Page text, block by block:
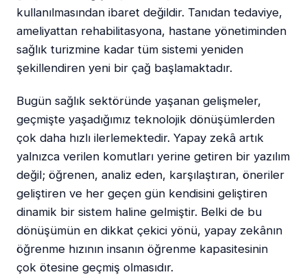
kullanılmasından ibaret değildir. Tanıdan tedaviye,
ameliyattan rehabilitasyona, hastane yönetiminden
sağlık turizmine kadar tüm sistemi yeniden
şekillendiren yeni bir çağ başlamaktadır.
Bugün sağlık sektöründe yaşanan gelişmeler,
geçmişte yaşadığımız teknolojik dönüşümlerden
çok daha hızlı ilerlemektedir. Yapay zekâ artık
yalnızca verilen komutları yerine getiren bir yazılım
değil; öğrenen, analiz eden, karşılaştıran, öneriler
geliştiren ve her geçen gün kendisini geliştiren
dinamik bir sistem haline gelmiştir. Belki de bu
dönüşümün en dikkat çekici yönü, yapay zekânın
öğrenme hızının insanın öğrenme kapasitesinin
çok ötesine geçmiş olmasıdır.